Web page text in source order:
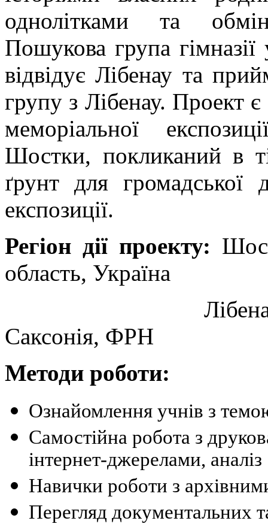
однолітками та
Пошукова група гімназії
відвідує Лібенау та
групу з Лібенау. Проект
меморіальної
Шостки, покликаний в
ґрунт для громадської
експозиції.
Регіон дії проекту:
область, Україна
Лібенау,
Саксонія, ФРН
Методи роботи:
Ознайомлення учнів з
Самостійна робота з
інтернет-джерелами, аналіз
Навички роботи з
Перегляд документальних